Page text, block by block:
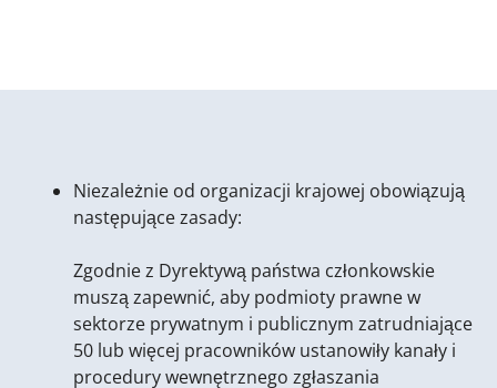
Niezależnie od organizacji krajowej obowiązują
następujące zasady:
Zgodnie z Dyrektywą państwa członkowskie
muszą zapewnić, aby podmioty prawne w
sektorze prywatnym i publicznym zatrudniające
50 lub więcej pracowników ustanowiły kanały i
procedury wewnętrznego zgłaszania